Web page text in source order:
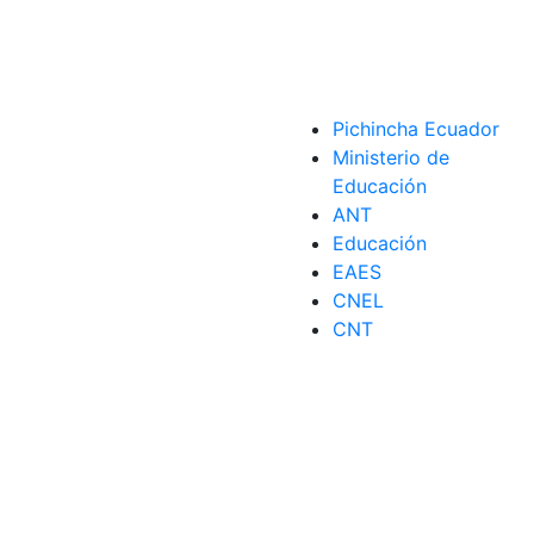
Pichincha Ecuador
Ministerio de
Educación
ANT
Educación
EAES
CNEL
CNT